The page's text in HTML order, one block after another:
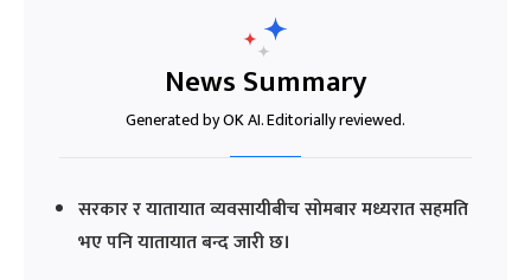
News Summary
Generated by OK AI. Editorially reviewed.
सरकार र यातायात व्यवसायीबीच सोमबार मध्यरात सहमति
भए पनि यातायात बन्द जारी छ।